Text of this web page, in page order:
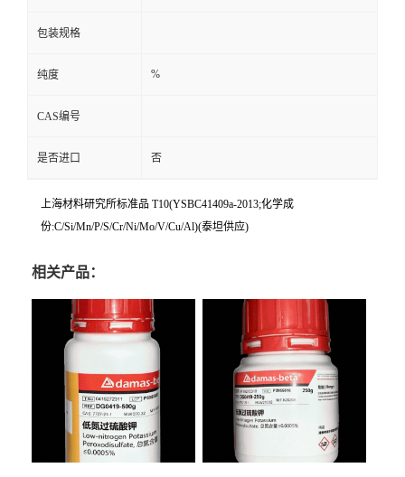
包装规格
纯度 %
CAS编号
是否进口 否
上海材料研究所标准品 T10(YSBC41409a-2013;化学成
份:C/Si/Mn/P/S/Cr/Ni/Mo/V/Cu/Al)(泰坦供应)
相关产品：